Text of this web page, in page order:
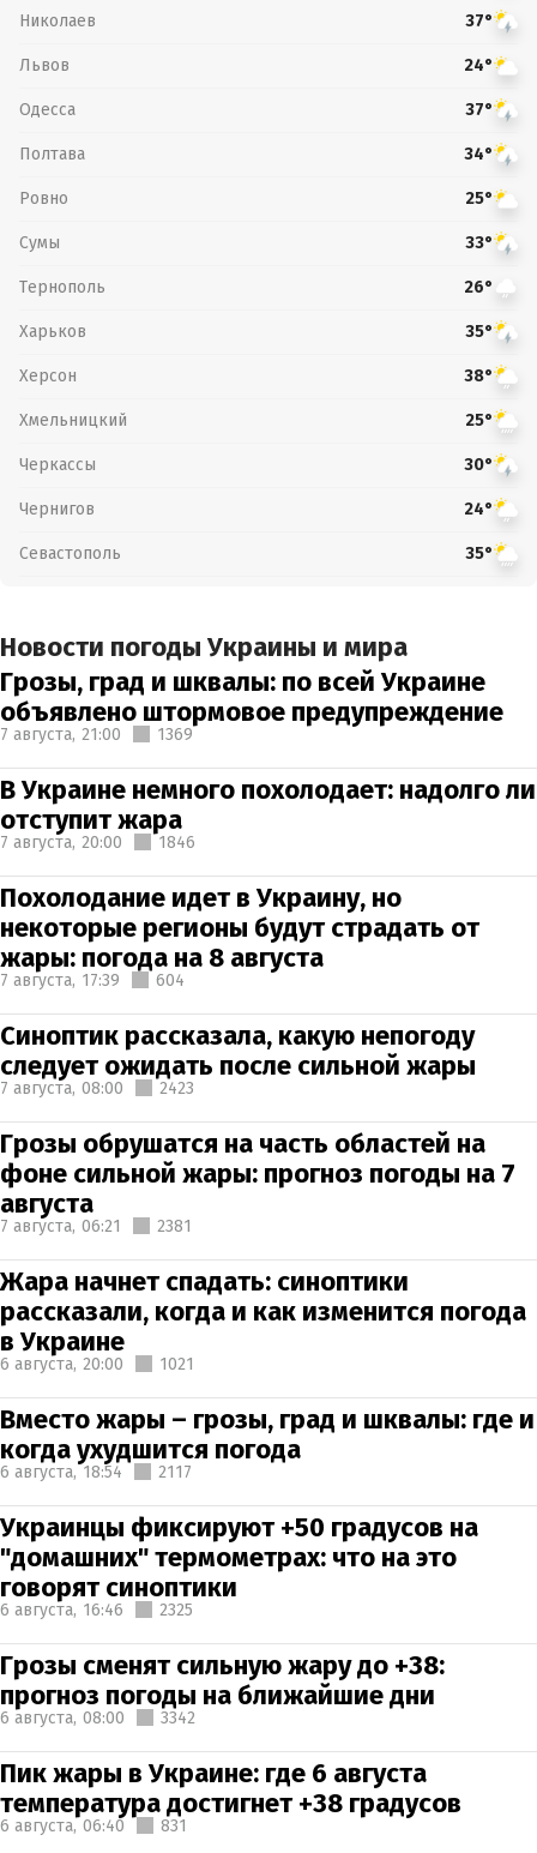
Николаев 37°
Львов 24°
Одесса 37°
Полтава 34°
Ровно 25°
Сумы 33°
Тернополь 26°
Харьков 35°
Херсон 38°
Хмельницкий 25°
Черкассы 30°
Чернигов 24°
Севастополь 35°
Новости погоды Украины и мира
Грозы, град и шквалы: по всей Украине
объявлено штормовое предупреждение
7 августа, 21:00 1369
В Украине немного похолодает: надолго ли
отступит жара
7 августа, 20:00 1846
Похолодание идет в Украину, но
некоторые регионы будут страдать от
жары: погода на 8 августа
7 августа, 17:39 604
Синоптик рассказала, какую непогоду
следует ожидать после сильной жары
7 августа, 08:00 2423
Грозы обрушатся на часть областей на
фоне сильной жары: прогноз погоды на 7
августа
7 августа, 06:21 2381
Жара начнет спадать: синоптики
рассказали, когда и как изменится погода
в Украине
6 августа, 20:00 1021
Вместо жары – грозы, град и шквалы: где и
когда ухудшится погода
6 августа, 18:54 2117
Украинцы фиксируют +50 градусов на
"домашних" термометрах: что на это
говорят синоптики
6 августа, 16:46 2325
Грозы сменят сильную жару до +38:
прогноз погоды на ближайшие дни
6 августа, 08:00 3342
Пик жары в Украине: где 6 августа
температура достигнет +38 градусов
6 августа, 06:40 831